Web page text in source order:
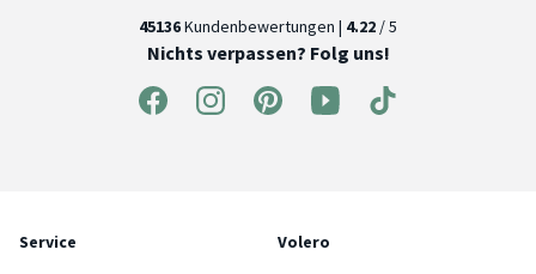
45136Kundenbewertungen | 4.22 / 5
Nichts verpassen? Folg uns!
Service Volero